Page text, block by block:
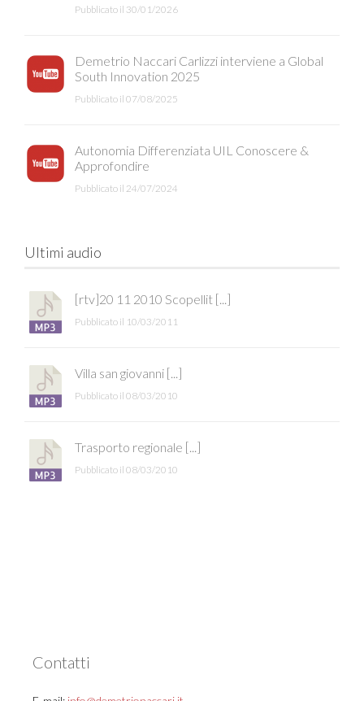
Pubblicato il 30/01/2026
Demetrio Naccari Carlizzi interviene a Global
South Innovation 2025
Pubblicato il 07/08/2025
Autonomia Differenziata UIL Conoscere &
Approfondire
Pubblicato il 24/07/2024
Ultimi audio
[rtv]20 11 2010 Scopellit [...]
Pubblicato il 10/03/2011
Villa san giovanni [...]
Pubblicato il 08/03/2010
Trasporto regionale [...]
Pubblicato il 08/03/2010
Contatti